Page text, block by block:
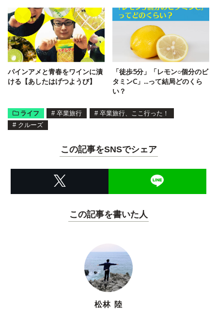
パインアメと青春をワインに漬
ける【あしたはげつようび】
「徒歩5分」「レモン○個分のビ
タミンC」...って結局どのくら
い？
ライフ # 卒業旅行 # 卒業旅行、ここ行った！
# クルーズ
この記事をSNSでシェア
この記事を書いた人
松林 陸